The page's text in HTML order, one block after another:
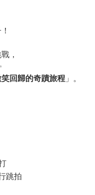
，
回歸的奇蹟旅程 」。
跳拍